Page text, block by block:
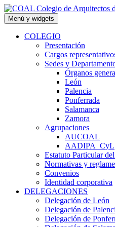
Saltar
al
contenido
Menú y widgets
COLEGIO
Presentación
Cargos
Sedes y
Órganos
León
Palencia
Ponferrada
Salamanca
Zamora
Agrupaciones
AUCOAL
AADIPA_CyL
Estatuto Particular
Normativas y
Convenios
Identidad corporativa
DELEGACIONES
Delegación de León
Delegación de
Delegación de